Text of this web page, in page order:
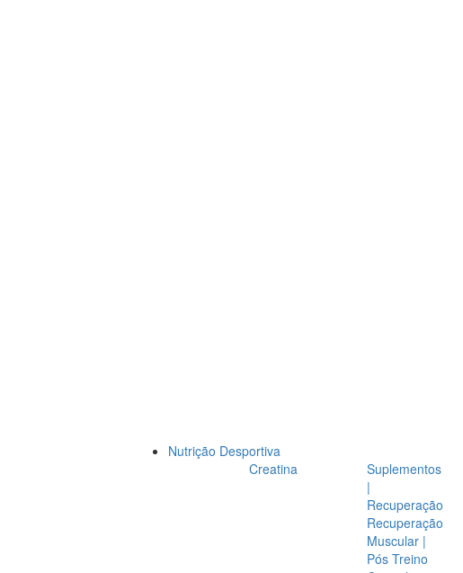
Nutrição Desportiva
Creatina
Suplementos
|
Recuperação
Recuperação
Muscular |
Pós Treino